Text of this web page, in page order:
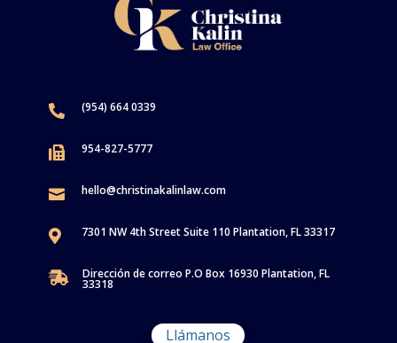
 (954) 664 0339
 954-827-5777
 hello@christinakalinlaw.com
 7301 NW 4th Street Suite 110 Plantation, FL 33317
 Dirección de correo P.O Box 16930 Plantation, FL
33318
Llámanos